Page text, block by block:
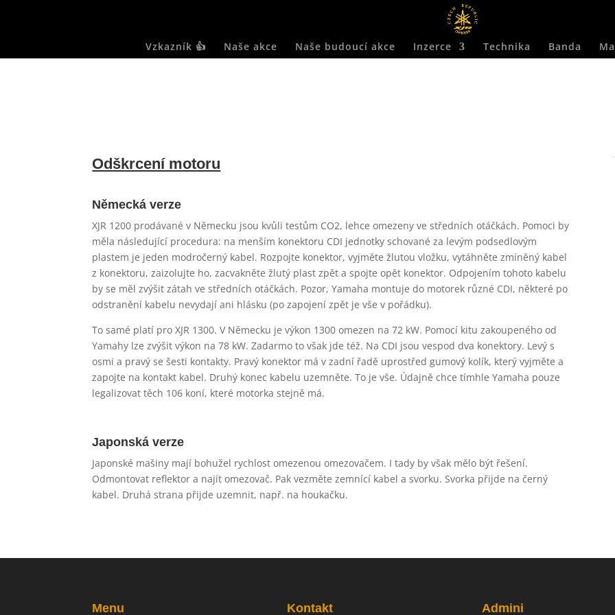
Vzkazník 👍 Naše akce Naše budoucí akce Inzerce Technika Banda
Odškrcení motoru
Německá verze
XJR 1200 prodávané v Německu jsou kvůli testům CO2, lehce omezeny ve středních otáčkách. Pomoci by
měla následující procedura: na menším konektoru CDI jednotky schované za levým podsedlovým
plastem je jeden modročerný kabel. Rozpojte konektor, vyjměte žlutou vložku, vytáhněte zmíněný kabel
z konektoru, zaizolujte ho, zacvakněte žlutý plast zpět a spojte opět konektor. Odpojením tohoto kabelu
by se měl zvýšit zátah ve středních otáčkách. Pozor, Yamaha montuje do motorek různé CDI, některé po
odstranění kabelu nevydají ani hlásku (po zapojení zpět je vše v pořádku).
To samé platí pro XJR 1300. V Německu je výkon 1300 omezen na 72 kW. Pomocí kitu zakoupeného od
Yamahy lze zvýšit výkon na 78 kW. Zadarmo to však jde též. Na CDI jsou vespod dva konektory. Levý s
osmi a pravý se šesti kontakty. Pravý konektor má v zadní řadě uprostřed gumový kolík, který vyjměte a
zapojte na kontakt kabel. Druhý konec kabelu uzemněte. To je vše. Údajně chce tímhle Yamaha pouze
legalizovat těch 106 koní, které motorka stejně má.
Japonská verze
Japonské mašiny mají bohužel rychlost omezenou omezovačem. I tady by však mělo být řešení.
Odmontovat reflektor a najít omezovač. Pak vezměte zemnící kabel a svorku. Svorka přijde na černý
kabel. Druhá strana přijde uzemnit, např. na houkačku.
Menu Kontakt Admini